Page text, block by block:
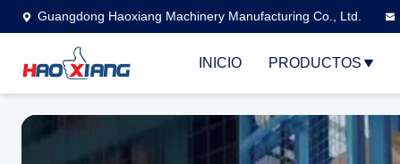
Guangdong Haoxiang Machinery Manufacturing Co., Ltd.
INICIO PRODUCTOS